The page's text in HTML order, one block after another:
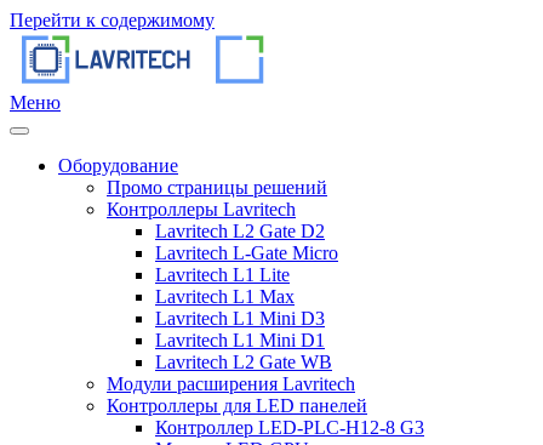
Перейти к содержимому
Меню
Оборудование
Промо страницы решений
Контроллеры Lavritech
Lavritech L2 Gate D2
Lavritech L-Gate Micro
Lavritech L1 Lite
Lavritech L1 Max
Lavritech L1 Mini D3
Lavritech L1 Mini D1
Lavritech L2 Gate WB
Модули расширения Lavritech
Контроллеры для LED панелей
Контроллер LED-PLC-H12-8 G3